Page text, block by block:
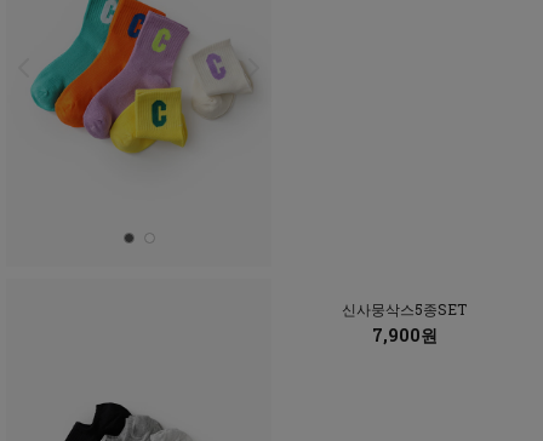
신사뭉삭스5종SET
7,900원